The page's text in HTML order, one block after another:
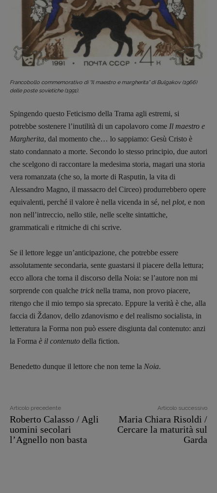
Associazione Pulp Magazine – registrazione
Tribunale Milano n° 5864/2023 – cod. fis.
97943720157 –Privacy
Francobollo commemorativo di “Il maestro e margherita” di Bulgakov (1966)
delle poste sovietiche (1991).
Spingendo questo Feticismo della Trama agli estremi, si
potrebbe sostenere l’inutilità di un capolavoro come Il maestro e
Margherita, dal momento che… lo sappiamo: Gesù Cristo è
stato condannato a morte. Secondo lo stesso principio, due autori
che scelgono di raccontare la medesima storia, magari una storia
vera romanzata (che so, la morte di Rasputin, la vita di
Alessandro Magno, il massacro del Circeo) produrrebbero opere
equivalenti, perché il valore è nella vicenda in sé, nel plot, e non
non nell’intreccio, nello stile, nelle scelte sintattiche,
grammaticali e ritmiche di chi scrive.
Se il lettore legge un’anticipazione, che potrebbe essere
assolutamente secondaria, sente guastarsi il piacere della lettura;
ecco allora che torna il discorso della Noia: se l’autore non mi
sorprende con qualche trick nella trama, non provo piacere,
ritengo che il mio tempo sia sprecato. Eppure la verità è che, alla
faccia di Ždanov, dello zdanovismo e del realismo socialista, in
letteratura la Forma non può essere disgiunta dal contenuto: anzi
la Forma è il contenuto della fiction.
Benedetto dunque il lettore che non teme la Noia.
Articolo precedente
Roberto Calasso / Agli
uomini secolari
l’Agnello non basta
Articolo successivo
Maria Chiara Risoldi /
Cercare la maturità sul
Garda